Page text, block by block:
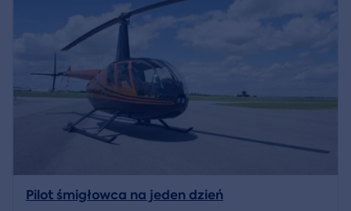
Pilot śmigłowca na jeden dzień